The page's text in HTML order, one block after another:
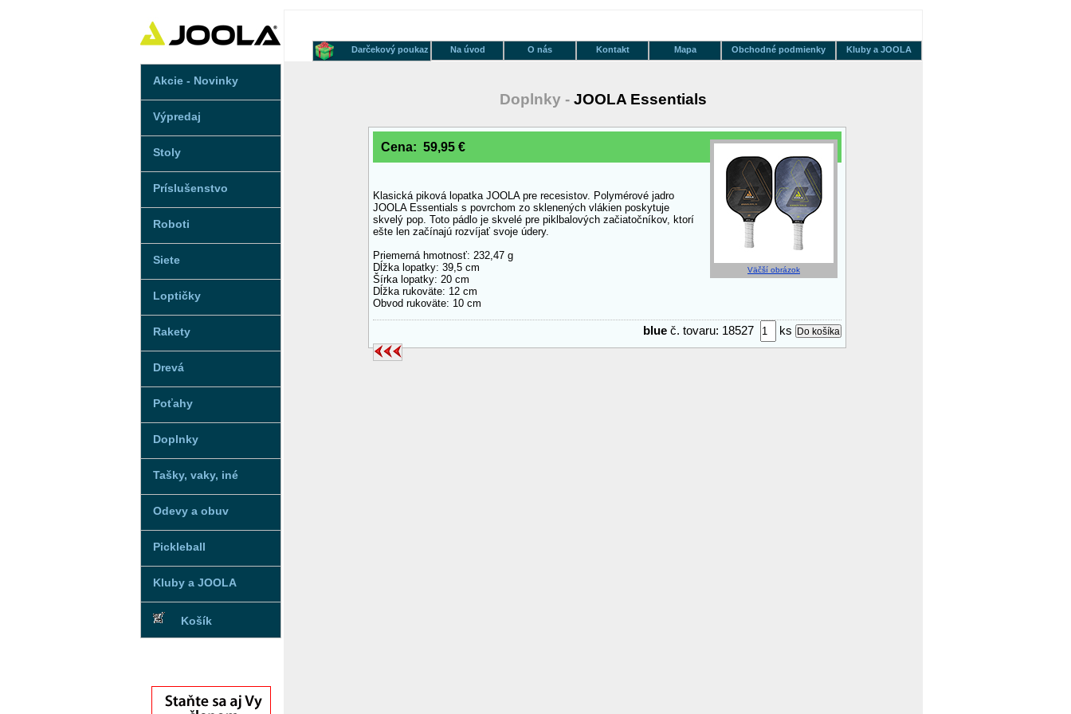
Akcie - Novinky
Výpredaj
Stoly
Príslušenstvo
Roboti
Siete
Loptičky
Rakety
Drevá
Poťahy
Doplnky
Tašky, vaky, iné
Odevy a obuv
Pickleball
Kluby a JOOLA
Košík
Kluby a JOOLA
Obchodné podmienky
Mapa
Kontakt
O nás
Na úvod
Darčekový poukaz
Doplnky - JOOLA Essentials
Väčší obrázok
Cena: 59,95 €
Klasická piková lopatka JOOLA pre recesistov. Polymérové jadro
JOOLA Essentials s povrchom zo sklenených vlákien poskytuje
skvelý pop. Toto pádlo je skvelé pre piklbalových začiatočníkov, ktorí
ešte len začínajú rozvíjať svoje údery.
Priemerná hmotnosť: 232,47 g
Dĺžka lopatky: 39,5 cm
Šírka lopatky: 20 cm
Dĺžka rukoväte: 12 cm
Obvod rukoväte: 10 cm
blue č. tovaru: 18527 ks